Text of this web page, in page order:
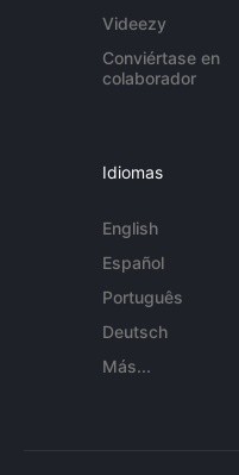
Videezy
Conviértase en
colaborador
Idiomas
English
Español
Português
Deutsch
Más...